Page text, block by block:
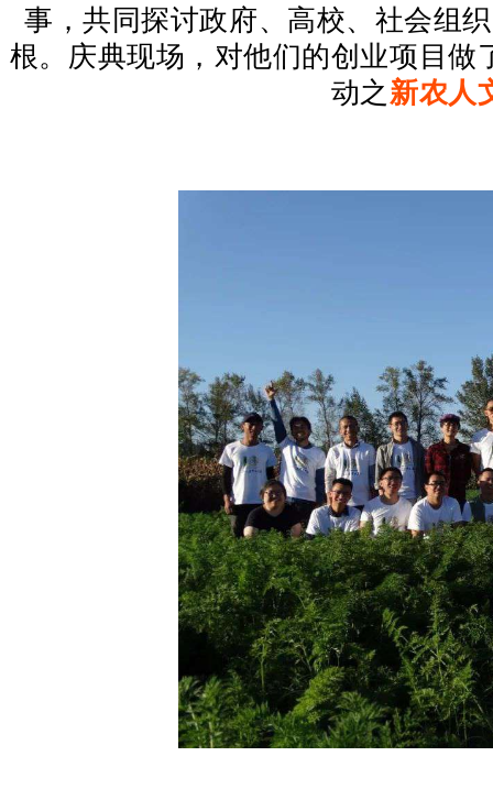
事，共同探讨政府、高校、社会组
根。庆典现场，对他们的创业项目
动之 新农人